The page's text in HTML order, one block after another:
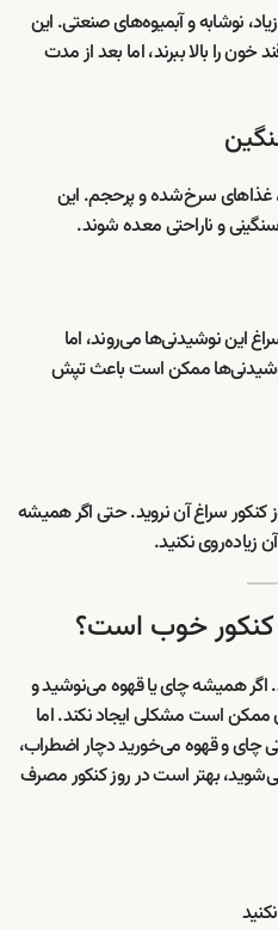
نوشابه و آبمیوه‌های صنعتی. این
را بالا ببرند، اما بعد از مدت
سرخ‌شده و پرحجم. این
و ناراحتی معده شوند.
این نوشیدنی‌ها می‌روند، اما
ممکن است باعث تپش
کنکور سراغ آن نروید. حتی اگر همیشه
زیاده‌روی نکنید.
کنکور خوب است؟
همیشه چای یا قهوه می‌نوشید و
ممکن است مشکلی ایجاد نکند. اما
چای و قهوه می‌خورید دچار اضطراب،
بهتر است در روز کنکور مصرف